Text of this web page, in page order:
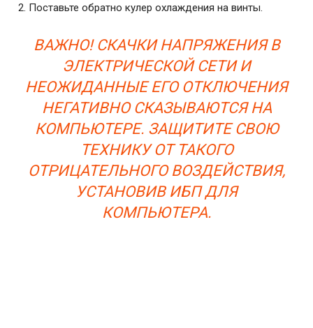
Поставьте обратно кулер охлаждения на винты.
ВАЖНО! СКАЧКИ НАПРЯЖЕНИЯ В
ЭЛЕКТРИЧЕСКОЙ СЕТИ И
НЕОЖИДАННЫЕ ЕГО ОТКЛЮЧЕНИЯ
НЕГАТИВНО СКАЗЫВАЮТСЯ НА
КОМПЬЮТЕРЕ. ЗАЩИТИТЕ СВОЮ
ТЕХНИКУ ОТ ТАКОГО
ОТРИЦАТЕЛЬНОГО ВОЗДЕЙСТВИЯ,
УСТАНОВИВ ИБП ДЛЯ
КОМПЬЮТЕРА.